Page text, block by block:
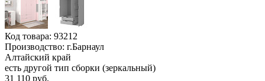
Код товара: 93212
Производство: г.Барнаул
Алтайский край
есть другой тип сборки (зеркальный)
31 110 руб.